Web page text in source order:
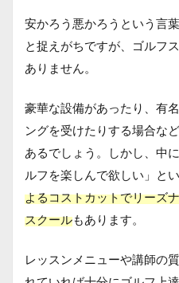
安かろう悪かろうという言
と捉えがちですが、ゴルフ
ありません。
豪華な設備があったり、有
ングを受けたりする場合な
あるでしょう。しかし、中
ルフを楽しんで欲しい」と
よるコストカットでリーズ
スクールもあります。
レッスンメニューや講師の